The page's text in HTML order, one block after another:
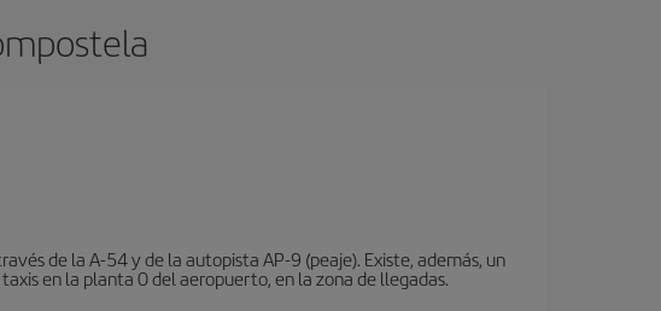
de la A-54 y de la autopista AP-9 (peaje). Existe, además, un
en la planta 0 del aeropuerto, en la zona de llegadas.